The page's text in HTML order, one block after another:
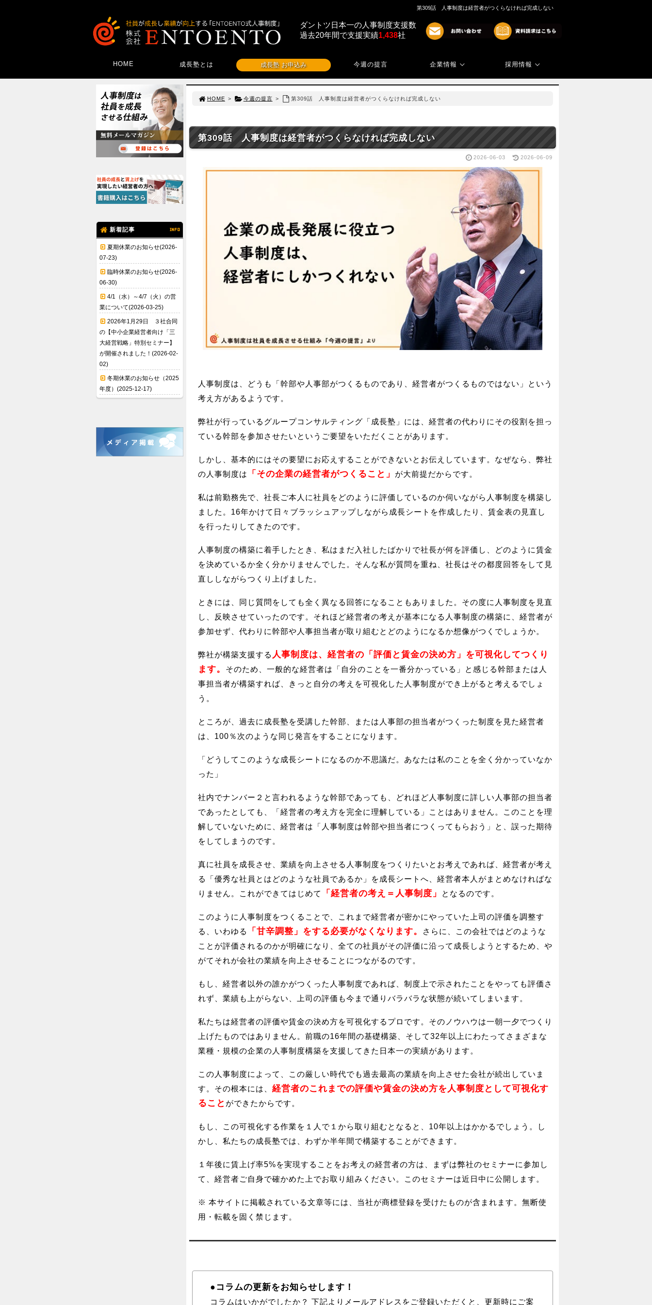
第309話 人事制度は経営者がつくらなければ完成しない
ダントツ日本一の人事制度支援数
過去20年間で支援実績1,438社
HOME 成長塾とは 成長塾 お申込み 今週の提言 企業情報 採用情報
HOME > 今週の提言 > 第309話 人事制度は経営者がつくらなければ完成しない
第309話 人事制度は経営者がつくらなければ完成しない
2026-06-03 2026-06-09
人事制度は、どうも「幹部や人事部がつくるものであり、経営者がつくるものではない」という
考え方があるようです。
弊社が行っているグループコンサルティング「成長塾」には、経営者の代わりにその役割を担っ
ている幹部を参加させたいというご要望をいただくことがあります。
しかし、基本的にはその要望にお応えすることができないとお伝えしています。なぜなら、弊社
の人事制度は
「その企業の経営者がつくること」 が大前提だからです。
私は前勤務先で、社長ご本人に社員をどのように評価しているのか伺いながら人事制度を構築し
ました。16年かけて日々ブラッシュアップしながら成長シートを作成したり、賃金表の見直し
を行ったりしてきたのです。
人事制度の構築に着手したとき、私はまだ入社したばかりで社長が何を評価し、どのように賃金
を決めているか全く分かりませんでした。そんな私が質問を重ね、社長はその都度回答をして見
直ししながらつくり上げました。
ときには、同じ質問をしても全く異なる回答になることもありました。その度に人事制度を見直
し、反映させていったのです。それほど経営者の考えが基本になる人事制度の構築に、経営者が
参加せず、代わりに幹部や人事担当者が取り組むとどのようになるか想像がつくでしょうか。
弊社が構築支援する 人事制度は、経営者の「評価と賃金の決め方」を可視化してつくり
ます。
そのため、一般的な経営者は「自分のことを一番分かっている」と感じる幹部または人
事担当者が構築すれば、きっと自分の考えを可視化した人事制度ができ上がると考えるでしょ
う。
ところが、過去に成長塾を受講した幹部、または人事部の担当者がつくった制度を見た経営者
は、100％次のような同じ発言をすることになります。
「どうしてこのような成長シートになるのか不思議だ。あなたは私のことを全く分かっていなか
った」
社内でナンバー２と言われるような幹部であっても、どれほど人事制度に詳しい人事部の担当者
であったとしても、「経営者の考え方を完全に理解している」ことはありません。このことを理
解していないために、経営者は「人事制度は幹部や担当者につくってもらおう」と、誤った期待
をしてしまうのです。
真に社員を成長させ、業績を向上させる人事制度をつくりたいとお考えであれば、経営者が考え
る「優秀な社員とはどのような社員であるか」を成長シートへ、経営者本人がまとめなければな
りません。これができてはじめて
「経営者の考え＝人事制度」 となるのです。
このように人事制度をつくることで、これまで経営者が密かにやっていた上司の評価を調整す
る、いわゆる
「甘辛調整」をする必要がなくなります。
さらに、この会社ではどのような
ことが評価されるのかが明確になり、全ての社員がその評価に沿って成長しようとするため、や
がてそれが会社の業績を向上させることにつながるのです。
もし、経営者以外の誰かがつくった人事制度であれば、制度上で示されたことをやっても評価さ
れず、業績も上がらない、上司の評価も今まで通りバラバラな状態が続いてしまいます。
私たちは経営者の評価や賃金の決め方を可視化するプロです。そのノウハウは一朝一夕でつくり
上げたものではありません。前職の16年間の基礎構築、そして32年以上にわたってさまざまな
業種・規模の企業の人事制度構築を支援してきた日本一の実績があります。
この人事制度によって、この厳しい時代でも過去最高の業績を向上させた会社が続出していま
す。その根本には、 経営者のこれまでの評価や賃金の決め方を人事制度として可視化す
ること ができたからです。
もし、この可視化する作業を１人で１から取り組むとなると、10年以上はかかるでしょう。し
かし、私たちの成長塾では、わずか半年間で構築することができます。
１年後に賃上げ率5%を実現することをお考えの経営者の方は、まずは弊社のセミナーに参加し
て、経営者ご自身で確かめた上でお取り組みください。このセミナーは近日中に公開します。
※ 本サイトに掲載されている文章等には、当社が商標登録を受けたものが含まれます。無断使
用・転載を固く禁じます。
●コラムの更新をお知らせします！
コラムはいかがでしたか？ 下記よりメールアドレスをご登録いただくと、更新時にご案
新着記事 INFO
夏期休業のお知らせ(2026-
07-23)
臨時休業のお知らせ(2026-
06-30)
4/1（水）～4/7（火）の営
業について(2026-03-25)
2026年1月29日 ３社合同
の【中小企業経営者向け「三
大経営戦略」特別セミナー】
が開催されました！(2026-02-
02)
冬期休業のお知らせ（2025
年度）(2025-12-17)